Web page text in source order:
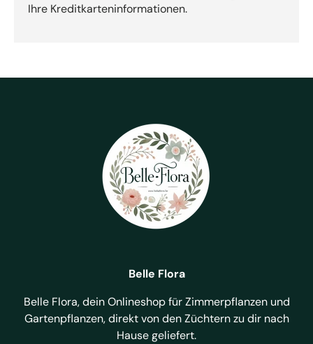
Ihre Kreditkarteninformationen.
Belle Flora
Belle Flora, dein Onlineshop für Zimmerpflanzen und
Gartenpflanzen, direkt von den Züchtern zu dir nach
Hause geliefert.